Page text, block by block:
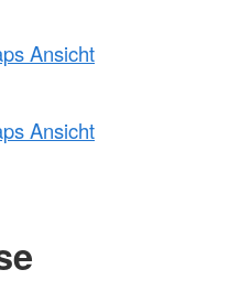
Ansicht
Ansicht